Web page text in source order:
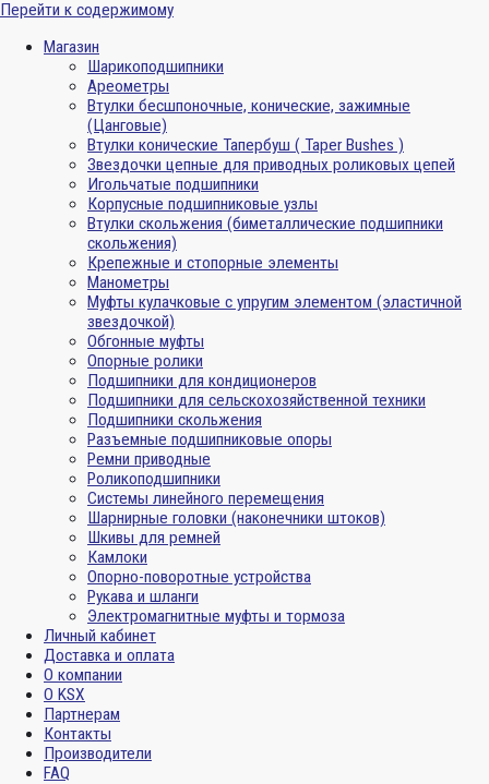
Перейти к содержимому
Магазин
Шарикоподшипники
Ареометры
Втулки бесшпоночные, конические, зажимные
(Цанговые)
Втулки конические Тапербуш ( Taper Bushes )
Звездочки цепные для приводных роликовых цепей
Игольчатые подшипники
Корпусные подшипниковые узлы
Втулки скольжения (биметаллические подшипники
скольжения)
Крепежные и стопорные элементы
Манометры
Муфты кулачковые с упругим элементом (эластичной
звездочкой)
Обгонные муфты
Опорные ролики
Подшипники для кондиционеров
Подшипники для сельскохозяйственной техники
Подшипники скольжения
Разъемные подшипниковые опоры
Ремни приводные
Роликоподшипники
Системы линейного перемещения
Шарнирные головки (наконечники штоков)
Шкивы для ремней
Камлоки
Опорно-поворотные устройства
Рукава и шланги
Электромагнитные муфты и тормоза
Личный кабинет
Доставка и оплата
О компании
О KSX
Партнерам
Контакты
Производители
FAQ